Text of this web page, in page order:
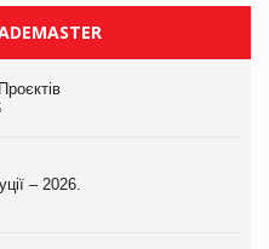
– 2026.